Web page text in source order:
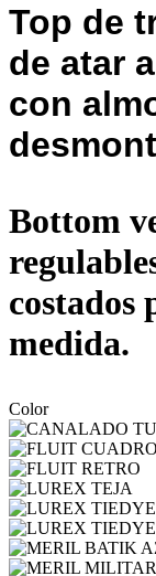
Top de
de atar
con
Bottom
costados
medida.
Color